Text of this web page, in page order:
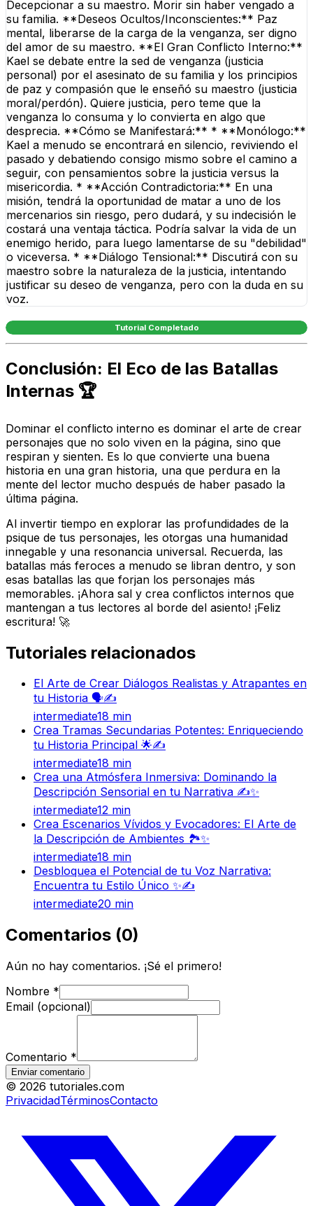
Decepcionar a su maestro. Morir sin haber vengado a
su familia. **Deseos Ocultos/Inconscientes:** Paz
mental, liberarse de la carga de la venganza, ser digno
del amor de su maestro. **El Gran Conflicto Interno:**
Kael se debate entre la sed de venganza (justicia
personal) por el asesinato de su familia y los principios
de paz y compasión que le enseñó su maestro (justicia
moral/perdón). Quiere justicia, pero teme que la
venganza lo consuma y lo convierta en algo que
desprecia. **Cómo se Manifestará:** * **Monólogo:**
Kael a menudo se encontrará en silencio, reviviendo el
pasado y debatiendo consigo mismo sobre el camino a
seguir, con pensamientos sobre la justicia versus la
misericordia. * **Acción Contradictoria:** En una
misión, tendrá la oportunidad de matar a uno de los
mercenarios sin riesgo, pero dudará, y su indecisión le
costará una ventaja táctica. Podría salvar la vida de un
enemigo herido, para luego lamentarse de su "debilidad"
o viceversa. * **Diálogo Tensional:** Discutirá con su
maestro sobre la naturaleza de la justicia, intentando
justificar su deseo de venganza, pero con la duda en su
voz.
Tutorial Completado
Conclusión: El Eco de las Batallas
Internas 🏆
Dominar el conflicto interno es dominar el arte de crear
personajes que no solo viven en la página, sino que
respiran y sienten. Es lo que convierte una buena
historia en una gran historia, una que perdura en la
mente del lector mucho después de haber pasado la
última página.
Al invertir tiempo en explorar las profundidades de la
psique de tus personajes, les otorgas una humanidad
innegable y una resonancia universal. Recuerda, las
batallas más feroces a menudo se libran dentro, y son
esas batallas las que forjan los personajes más
memorables. ¡Ahora sal y crea conflictos internos que
mantengan a tus lectores al borde del asiento! ¡Feliz
escritura! 🚀
Tutoriales relacionados
El Arte de Crear Diálogos Realistas y Atrapantes en
tu Historia 🗣️✍️
intermediate18 min
Crea Tramas Secundarias Potentes: Enriqueciendo
tu Historia Principal 🌟✍️
intermediate18 min
Crea una Atmósfera Inmersiva: Dominando la
Descripción Sensorial en tu Narrativa ✍️✨
intermediate12 min
Crea Escenarios Vívidos y Evocadores: El Arte de
la Descripción de Ambientes 🏞️✨
intermediate18 min
Desbloquea el Potencial de tu Voz Narrativa:
Encuentra tu Estilo Único ✨✍️
intermediate20 min
Comentarios (0)
Aún no hay comentarios. ¡Sé el primero!
Nombre *
Email (opcional)
Comentario *
Enviar comentario
© 2026 tutoriales.com
PrivacidadTérminosContacto